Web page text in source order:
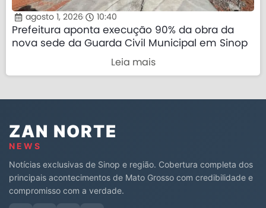
agosto 1, 2026 10:40
Prefeitura aponta execução 90% da obra da
nova sede da Guarda Civil Municipal em Sinop
Leia mais
ZAN NORTE
NEWS
Notícias exclusivas de Sinop e região. Cobertura completa dos
principais acontecimentos de Mato Grosso com credibilidade e
compromisso com a verdade.